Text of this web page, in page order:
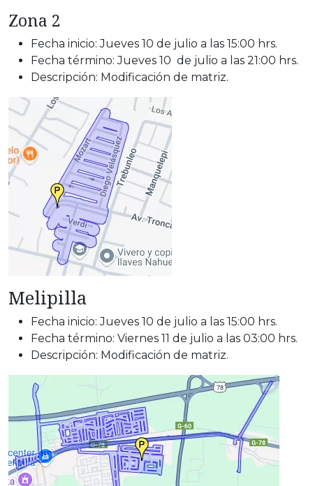
Zona 2
Fecha inicio: Jueves 10 de julio a las 15:00 hrs.
Fecha término: Jueves 10 de julio a las 21:00 hrs.
Descripción: Modificación de matriz.
Melipilla
Fecha inicio: Jueves 10 de julio a las 15:00 hrs.
Fecha término: Viernes 11 de julio a las 03:00 hrs.
Descripción: Modificación de matriz.